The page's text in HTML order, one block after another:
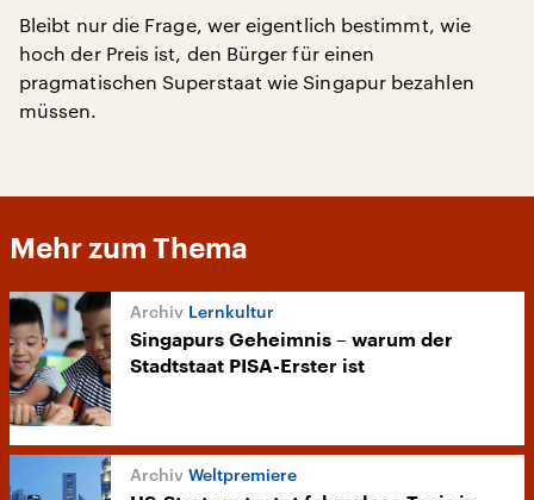
Bleibt nur die Frage, wer eigentlich bestimmt, wie
hoch der Preis ist, den Bürger für einen
pragmatischen Superstaat wie Singapur bezahlen
müssen.
Mehr zum Thema
Lernkultur
Singapurs Geheimnis – warum der
Stadtstaat PISA-Erster ist
Weltpremiere